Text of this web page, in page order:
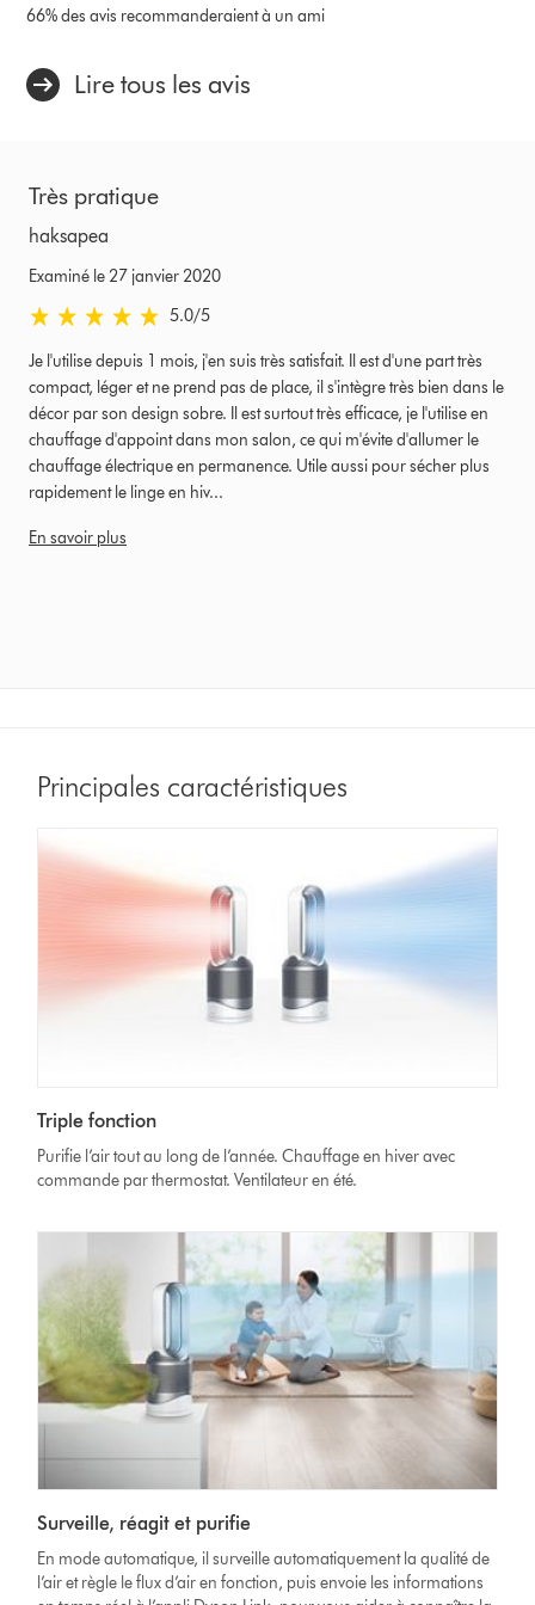
66% des avis recommanderaient à un ami
Lire tous les avis
Très pratique
haksapea
Examiné le 27 janvier 2020
5.0 stars out of 5 from Examiné le 27 janvier 2020 Avis
5.0/5
Je l'utilise depuis 1 mois, j'en suis très satisfait. Il est d'une part très
compact, léger et ne prend pas de place, il s'intègre très bien dans le
décor par son design sobre. Il est surtout très efficace, je l'utilise en
chauffage d'appoint dans mon salon, ce qui m'évite d'allumer le
chauffage électrique en permanence. Utile aussi pour sécher plus
rapidement le linge en hiv...
En savoir plus
Principales caractéristiques
Triple fonction
Purifie l’air tout au long de l’année. Chauffage en hiver avec
commande par thermostat. Ventilateur en été.
Surveille, réagit et purifie
En mode automatique, il surveille automatiquement la qualité de
l’air et règle le flux d’air en fonction, puis envoie les informations